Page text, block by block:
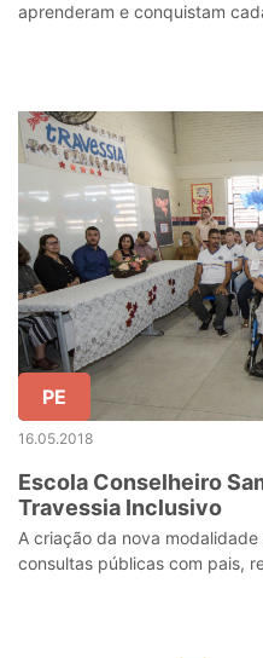
aprenderam e conquistam
PE
16.05.2018
Escola Conselheiro
Travessia Inclusivo
A criação da nova
consultas públicas com pais,